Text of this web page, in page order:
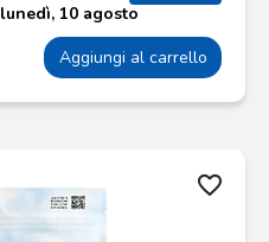
lunedì, 10 agosto
Aggiungi al carrello
favorite_border